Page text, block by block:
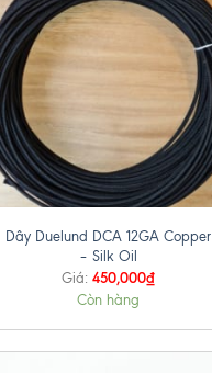
+
Dây Duelund DCA 12GA Copper
– Silk Oil
Giá: 450,000₫
Còn hàng